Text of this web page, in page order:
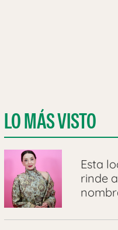
LO MÁS VISTO
Esta
rinde